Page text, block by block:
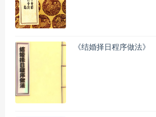
《结婚择日程序做法》